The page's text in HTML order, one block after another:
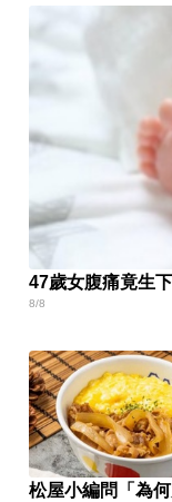
47歲女腹痛竟生
8/8
松屋小編問「為